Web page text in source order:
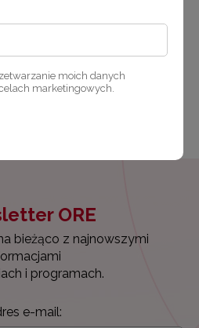
ORE
bieżąco z najnowszymi
i programach.
e-mail:
moich danych
marketingowych.